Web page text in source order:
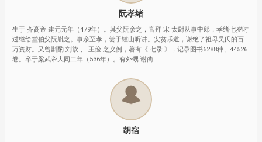
阮孝绪
生于 齐高帝 建元元年（479年）。其父阮彦之，官拜 宋 太尉从事中郎，孝绪七岁时
过继给堂伯父阮胤之。事亲至孝，尝于锺山听讲。安贫乐道，谢绝了祖母吴氏的百
万资财。又曾斟酌 刘歆 、 王俭 之义例，著有《 七录 》，记录图书6288种、44526
卷。卒于梁武帝大同二年（536年）。有外甥 谢蔺
胡宿